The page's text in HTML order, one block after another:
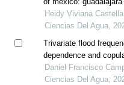
Heidy Viviana
Ciencias Del Agua,
Trivariate flood
dependence and
Daniel Francisco
Ciencias Del Agua,